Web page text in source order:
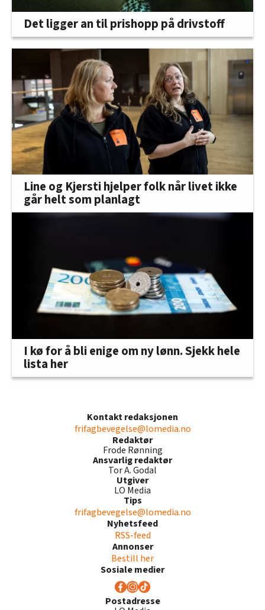
Det ligger an til prishopp på drivstoff
Line og Kjersti hjelper folk når livet ikke
går helt som planlagt
I kø for å bli enige om ny lønn. Sjekk hele
lista her
Kontakt redaksjonen
frifagbevegelse@lomedia.no
Redaktør
Frode Rønning
Ansvarlig redaktør
Tor A. Godal
Utgiver
LO Media
Tips
frifagbevegelse@lomedia.no
Nyhetsfeed
RSS-feed
Annonser
Bestill her
Sosiale medier
Postadresse